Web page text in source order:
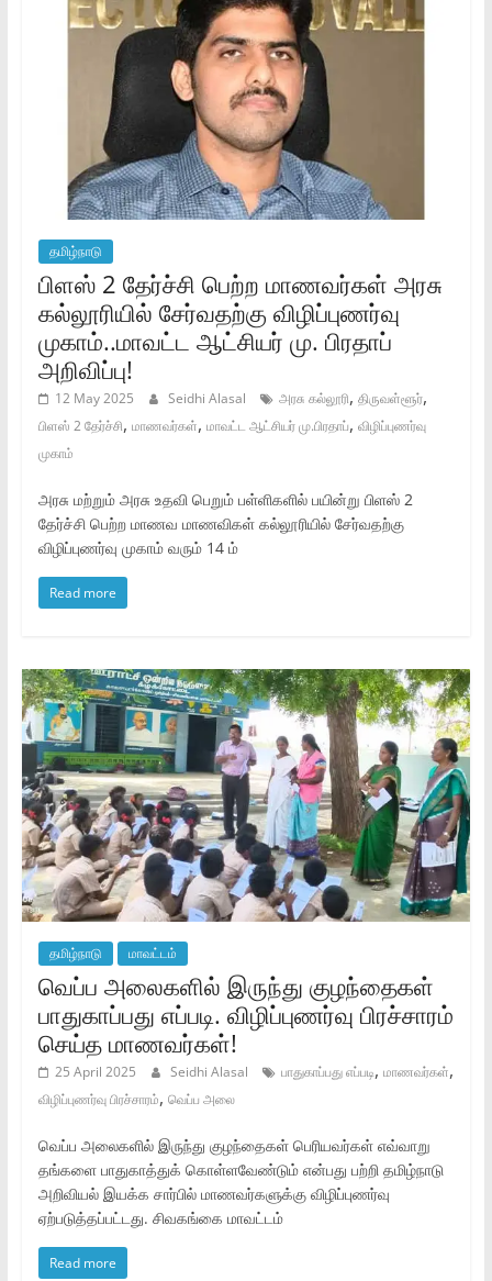
தமிழ்நாடு
பிளஸ் 2 தேர்ச்சி பெற்ற மாணவர்கள் அரசு
கல்லூரியில் சேர்வதற்கு விழிப்புணர்வு
முகாம்..மாவட்ட ஆட்சியர் மு. பிரதாப்
அறிவிப்பு!
12 May 2025 Seidhi Alasal அரசு கல்லூரி, திருவள்ளூர்,
பிளஸ் 2 தேர்ச்சி, மாணவர்கள், மாவட்ட ஆட்சியர் மு.பிரதாப், விழிப்புணர்வு
முகாம்
அரசு மற்றும் அரசு உதவி பெறும் பள்ளிகளில் பயின்று பிளஸ் 2
தேர்ச்சி பெற்ற மாணவ மாணவிகள் கல்லூரியில் சேர்வதற்கு
விழிப்புணர்வு முகாம் வரும் 14 ம்
Read more
தமிழ்நாடு மாவட்டம்
வெப்ப அலைகளில் இருந்து குழந்தைகள்
பாதுகாப்பது எப்படி. விழிப்புணர்வு பிரச்சாரம்
செய்த மாணவர்கள்!
25 April 2025 Seidhi Alasal பாதுகாப்பது எப்படி, மாணவர்கள்,
விழிப்புணர்வு பிரச்சாரம், வெப்ப அலை
வெப்ப அலைகளில் இருந்து குழந்தைகள் பெரியவர்கள் எவ்வாறு
தங்களை பாதுகாத்துக் கொள்ளவேண்டும் என்பது பற்றி தமிழ்நாடு
அறிவியல் இயக்க சார்பில் மாணவர்களுக்கு விழிப்புணர்வு
ஏற்படுத்தப்பட்டது. சிவகங்கை மாவட்டம்
Read more